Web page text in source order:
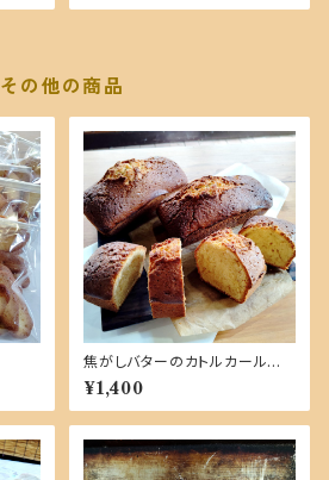
その他の商品
焦がしバターのカトルカール １
本【単品商品】
¥1,400